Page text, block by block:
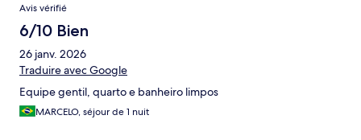
Avis vérifié
6/10 Bien
26 janv. 2026
Traduire avec Google
Equipe gentil, quarto e banheiro limpos
MARCELO, séjour de 1 nuit